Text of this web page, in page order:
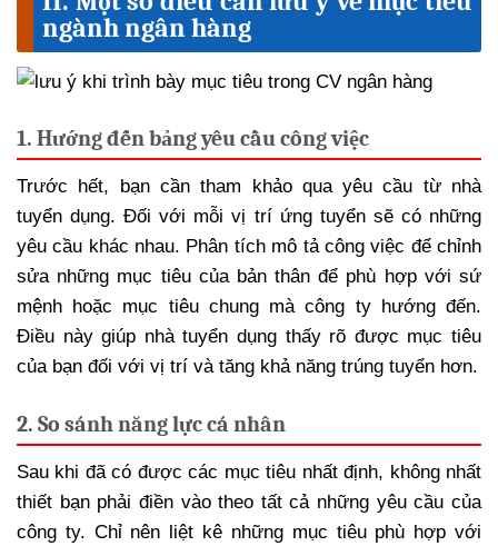
ngành ngân hàng
1. Hướng đến bảng yêu cầu công việc
Trước hết, bạn cần tham khảo qua yêu cầu từ nhà
tuyển dụng. Đối với mỗi vị trí ứng tuyển sẽ có những
yêu cầu khác nhau. Phân tích mô tả công việc để chỉnh
sửa những mục tiêu của bản thân để phù hợp với sứ
mệnh hoặc mục tiêu chung mà công ty hướng đến.
Điều này giúp nhà tuyển dụng thấy rõ được mục tiêu
của bạn đối với vị trí và tăng khả năng trúng tuyển hơn.
2. So sánh năng lực cá nhân
Sau khi đã có được các mục tiêu nhất định, không nhất
thiết bạn phải điền vào theo tất cả những yêu cầu của
công ty. Chỉ nên liệt kê những mục tiêu phù hợp với